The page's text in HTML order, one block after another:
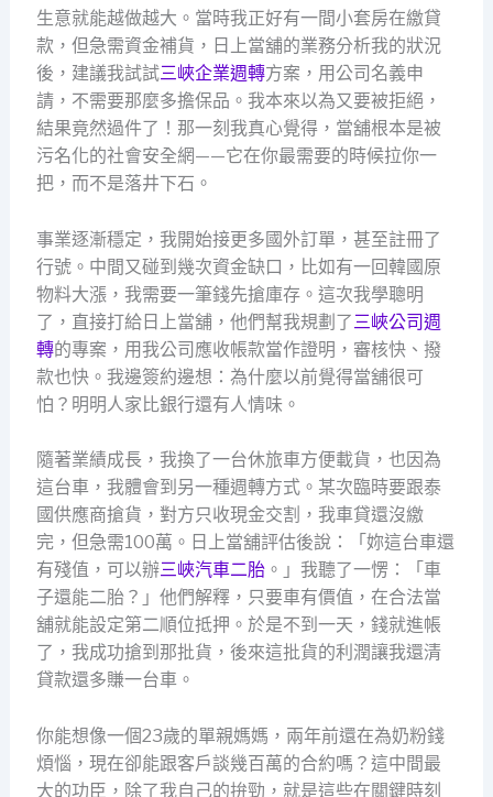
生意就能越做越大。當時我正好有一間小套房在繳貸
款，但急需資金補貨，日上當舖的業務分析我的狀況
後，建議我試試三峽企業週轉方案，用公司名義申
請，不需要那麼多擔保品。我本來以為又要被拒絕，
結果竟然過件了！那一刻我真心覺得，當舖根本是被
污名化的社會安全網——它在你最需要的時候拉你一
把，而不是落井下石。
事業逐漸穩定，我開始接更多國外訂單，甚至註冊了
行號。中間又碰到幾次資金缺口，比如有一回韓國原
物料大漲，我需要一筆錢先搶庫存。這次我學聰明
了，直接打給日上當舖，他們幫我規劃了 三峽公司週
轉的專案，用我公司應收帳款當作證明，審核快、撥
款也快。我邊簽約邊想：為什麼以前覺得當舖很可
怕？明明人家比銀行還有人情味。
隨著業績成長，我換了一台休旅車方便載貨，也因為
這台車，我體會到另一種週轉方式。某次臨時要跟泰
國供應商搶貨，對方只收現金交割，我車貸還沒繳
完，但急需100萬。日上當舖評估後說：「妳這台車還
有殘值，可以辦三峽汽車二胎。」我聽了一愣：「車
子還能二胎？」他們解釋，只要車有價值，在合法當
舖就能設定第二順位抵押。於是不到一天，錢就進帳
了，我成功搶到那批貨，後來這批貨的利潤讓我還清
貸款還多賺一台車。
你能想像一個23歲的單親媽媽，兩年前還在為奶粉錢
煩惱，現在卻能跟客戶談幾百萬的合約嗎？這中間最
大的功臣，除了我自己的拚勁，就是這些在關鍵時刻